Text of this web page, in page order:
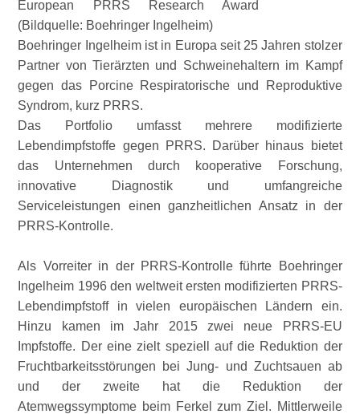
European PRRS Research Award
(Bildquelle: Boehringer Ingelheim)
Boehringer Ingelheim ist in Europa seit 25 Jahren stolzer
Partner von Tierärzten und Schweinehaltern im Kampf
gegen das Porcine Respiratorische und Reproduktive
Syndrom, kurz PRRS.
Das Portfolio umfasst mehrere modifizierte
Lebendimpfstoffe gegen PRRS. Darüber hinaus bietet
das Unternehmen durch kooperative Forschung,
innovative Diagnostik und umfangreiche
Serviceleistungen einen ganzheitlichen Ansatz in der
PRRS-Kontrolle.
Als Vorreiter in der PRRS-Kontrolle führte Boehringer
Ingelheim 1996 den weltweit ersten modifizierten PRRS-
Lebendimpfstoff in vielen europäischen Ländern ein.
Hinzu kamen im Jahr 2015 zwei neue PRRS-EU
Impfstoffe. Der eine zielt speziell auf die Reduktion der
Fruchtbarkeitsstörungen bei Jung- und Zuchtsauen ab
und der zweite hat die Reduktion der
Atemwegssymptome beim Ferkel zum Ziel. Mittlerweile